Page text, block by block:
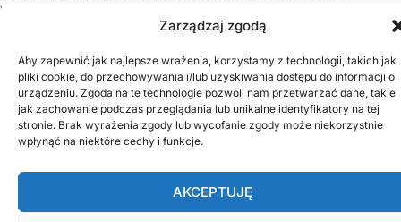
Zarządzaj zgodą
Aby zapewnić jak najlepsze wrażenia, korzystamy z technologii, takich jak
pliki cookie, do przechowywania i/lub uzyskiwania dostępu do informacji o
urządzeniu. Zgoda na te technologie pozwoli nam przetwarzać dane, takie
jak zachowanie podczas przeglądania lub unikalne identyfikatory na tej
stronie. Brak wyrażenia zgody lub wycofanie zgody może niekorzystnie
wpłynąć na niektóre cechy i funkcje.
AKCEPTUJĘ
WP_Hook->do_action(Array) #14
/home/klient.dhosting.pl/projektnet/naprawa-sklepow-
do_action('shutdown') #15 [internal function]:
shutdown_action_hook() #16 {main} thrown in
/home/klient.dhosting.pl/projektnet/naprawa-sklepow-
internetowych.pl/public_html/wp-content/plugins/litespeed-
cache/src/optimizer.cls.phpon line